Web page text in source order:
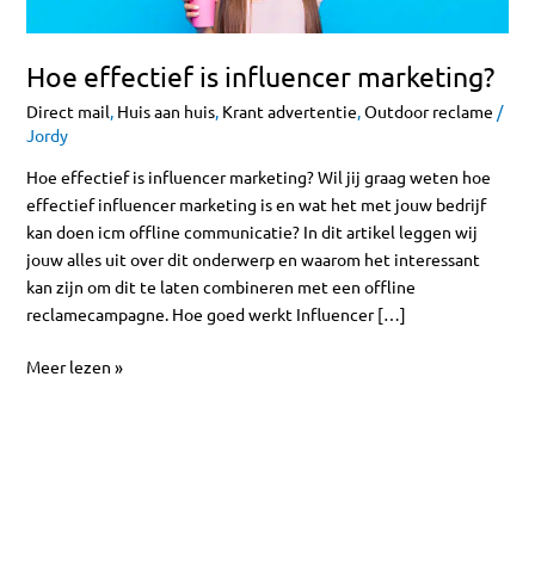
Hoe effectief is influencer marketing?
Direct mail, Huis aan huis, Krant advertentie,Outdoor reclame /
Jordy
Hoe effectief is influencer marketing? Wil jij graag weten hoe
effectief influencer marketing is en wat het met jouw bedrijf
kan doen icm offline communicatie? In dit artikel leggen wij
jouw alles uit over dit onderwerp en waarom het interessant
kan zijn om dit te laten combineren met een offline
reclamecampagne. Hoe goed werkt Influencer […]
Meer lezen »